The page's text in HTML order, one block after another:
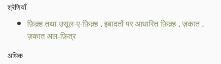
श्रेणियाँ
फ़िक़्ह तथा उसूल-ए-फ़िक़्ह.इबादतों पर आधारित फ़िक़्ह.ज़कात.
ज़कात अल-फ़ित्र
अधिक